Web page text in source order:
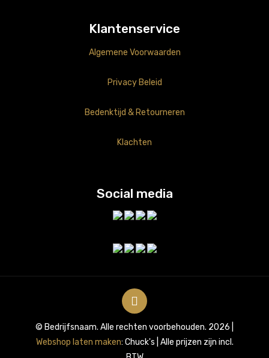
Klantenservice
Algemene Voorwaarden
Privacy Beleid
Bedenktijd & Retourneren
Klachten
Social media
© Bedrijfsnaam. Alle rechten voorbehouden. 2026 |
Webshop laten maken: Chuck's | Alle prijzen zijn incl.